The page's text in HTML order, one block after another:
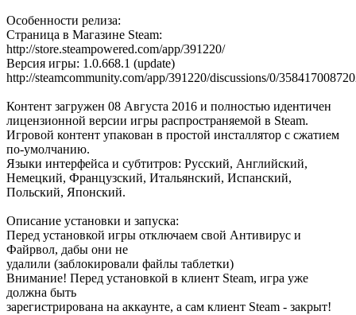
Особенности релиза:
Страница в Магазине Steam:
http://store.steampowered.com/app/391220/
Версия игры: 1.0.668.1 (update)
http://steamcommunity.com/app/391220/discussions/0/
Контент загружен 08 Августа 2016 и полностью идентичен
лицензионной версии игры распространяемой в Steam.
Игровой контент упакован в простой инсталлятор с сжатием
по-умолчанию.
Языки интерфейса и субтитров: Русский, Английский,
Немецкий, Французский, Итальянский, Испанский,
Польский, Японский.
Описание установки и запуска:
Перед установкой игры отключаем свой Антивирус и
Файрвол, дабы они не
удалили (заблокировали файлы таблетки)
Внимание! Перед установкой в клиент Steam, игра уже
должна быть
зарегистрирована на аккаунте, а сам клиент Steam - закрыт!